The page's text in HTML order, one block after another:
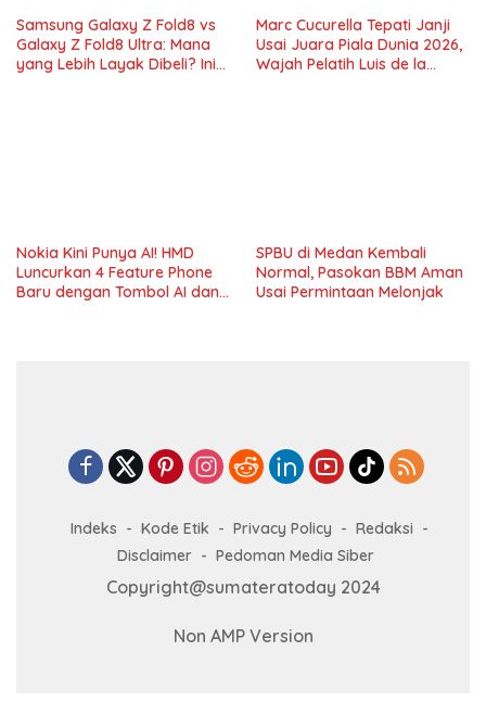
Samsung Galaxy Z Fold8 vs
Galaxy Z Fold8 Ultra: Mana
yang Lebih Layak Dibeli? Ini
Marc Cucurella Tepati Janji
Usai Juara Piala Dunia 2026,
Wajah Pelatih Luis de la
Nokia Kini Punya AI! HMD
Luncurkan 4 Feature Phone
Baru dengan Tombol AI dan
SPBU di Medan Kembali
Normal, Pasokan BBM Aman
Usai Permintaan Melonjak
Indeks Kode Etik Privacy Policy
Redaksi
Disclaimer
Pedoman Media Siber
Copyright@sumateratoday 2024
Non AMP Version